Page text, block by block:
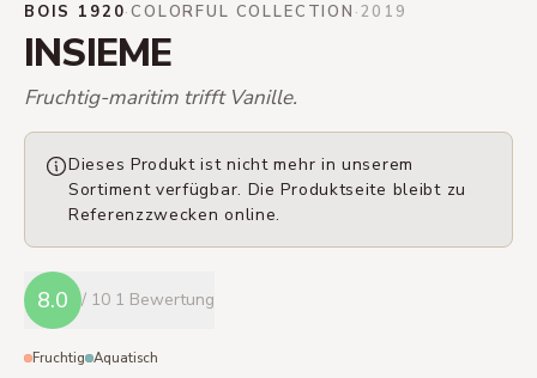
BOIS 1920·COLORFUL COLLECTION ·2019
INSIEME
Fruchtig-maritim trifft Vanille.
Dieses Produkt ist nicht mehr in unserem
Sortiment verfügbar. Die Produktseite bleibt zu
Referenzzwecken online.
8.0 / 10 1 Bewertung
Fruchtig Aquatisch